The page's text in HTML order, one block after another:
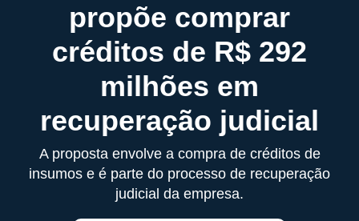
propõe comprar
créditos de R$ 292
milhões em
recuperação judicial
A proposta envolve a compra de créditos de
insumos e é parte do processo de recuperação
judicial da empresa.